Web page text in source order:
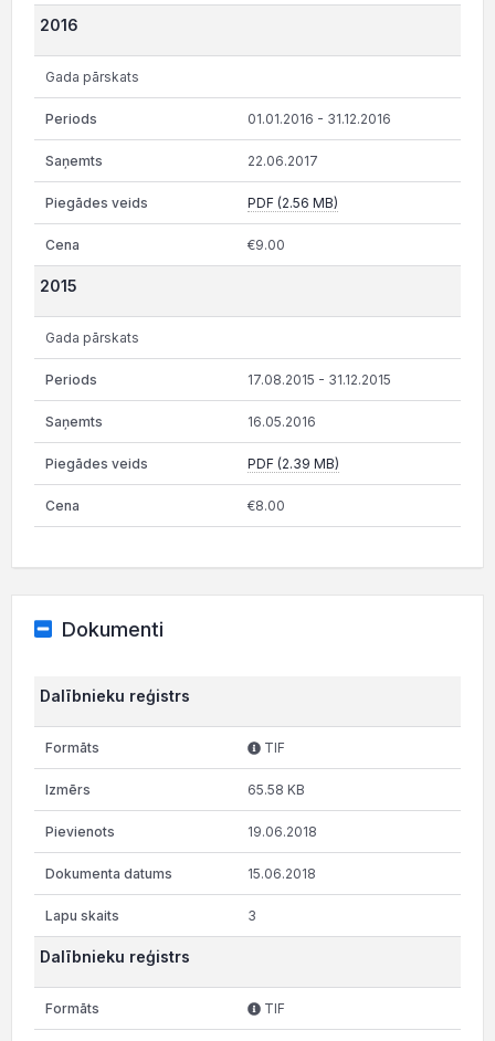
2016
Gada pārskats
01.01.2016 - 31.12.2016
22.06.2017
PDF (2.56 MB)
€9.00
2015
Gada pārskats
17.08.2015 - 31.12.2015
16.05.2016
PDF (2.39 MB)
€8.00
Dokumenti
Dalībnieku reģistrs
TIF
65.58 KB
19.06.2018
15.06.2018
3
Dalībnieku reģistrs
TIF